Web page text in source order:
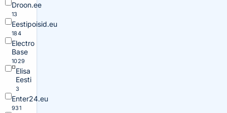
Droon.ee
13
Eestipoisid.eu
184
Electro
Base
1029
Elisa
Eesti
3
Enter24.eu
931